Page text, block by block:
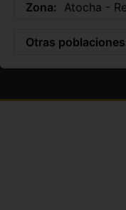
Zona: Atocha -
Otras